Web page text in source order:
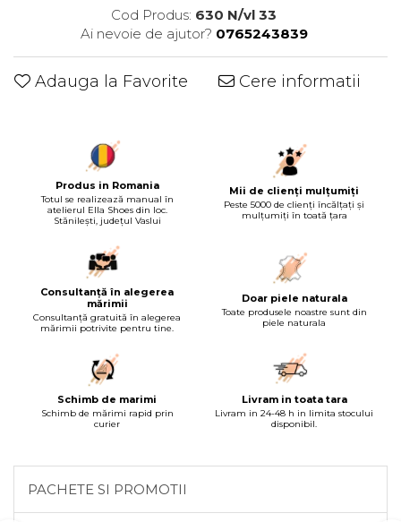
Cod Produs: 630 N/vl 33
Ai nevoie de ajutor? 0765243839
Adauga la Favorite Cere informatii
Produs in Romania
Totul se realizează manual în
atelierul Ella Shoes din loc.
Stănilești, județul Vaslui
Mii de clienți mulțumiți
Peste 5000 de clienți încălțați și
mulțumiți în toată țara
Consultanță în alegerea
mărimii
Consultanță gratuită în alegerea
mărimii potrivite pentru tine.
Doar piele naturala
Toate produsele noastre sunt din
piele naturala
Schimb de marimi
Schimb de mărimi rapid prin
curier
Livram in toata tara
Livram in 24-48 h in limita stocului
disponibil.
PACHETE SI PROMOTII